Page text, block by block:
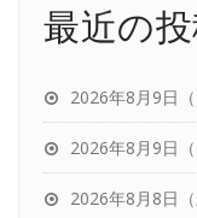
最近の
2026年8月9日
2026年8月9日
2026年8月8日